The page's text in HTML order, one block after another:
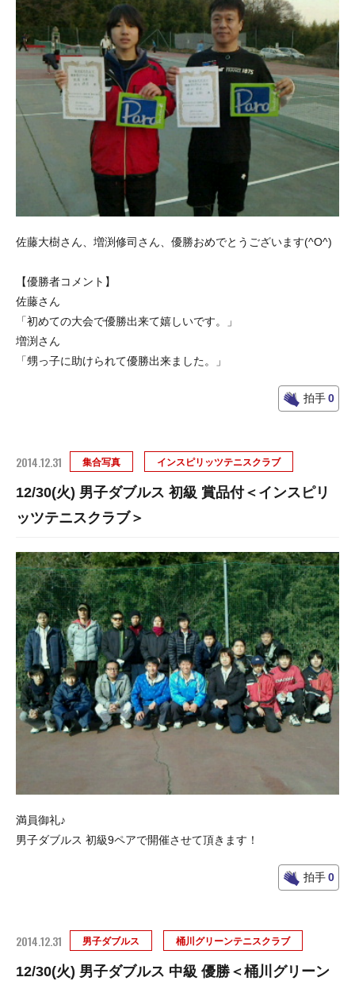
佐藤大樹さん、増渕修司さん、優勝おめでとうございます(^O^)
【優勝者コメント】
佐藤さん
「初めての大会で優勝出来て嬉しいです。」
増渕さん
「甥っ子に助けられて優勝出来ました。」
拍手0
2014.12.31 集合写真 インスピリッツテニスクラブ
12/30(火) 男子ダブルス 初級 賞品付＜インスピリ
ッツテニスクラブ＞
満員御礼♪
男子ダブルス 初級9ペアで開催させて頂きます！
拍手0
2014.12.31 男子ダブルス 桶川グリーンテニスクラブ
12/30(火) 男子ダブルス 中級 優勝＜桶川グリーン